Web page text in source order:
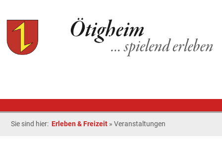
Sie sind hier: Erleben & Freizeit »Veranstaltungen